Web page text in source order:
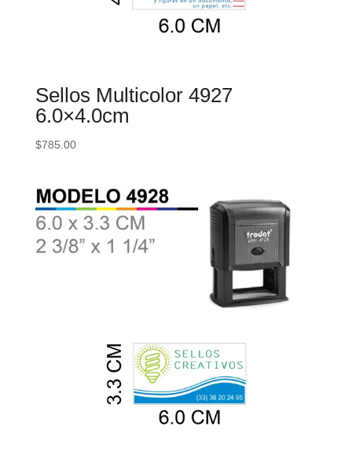
Sellos Multicolor 4927
6.0×4.0cm
$785.00